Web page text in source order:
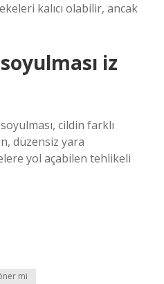
kalıcı olabilir, ancak
iz
cildin farklı
düzensiz yara
yol açabilen tehlikeli
mi